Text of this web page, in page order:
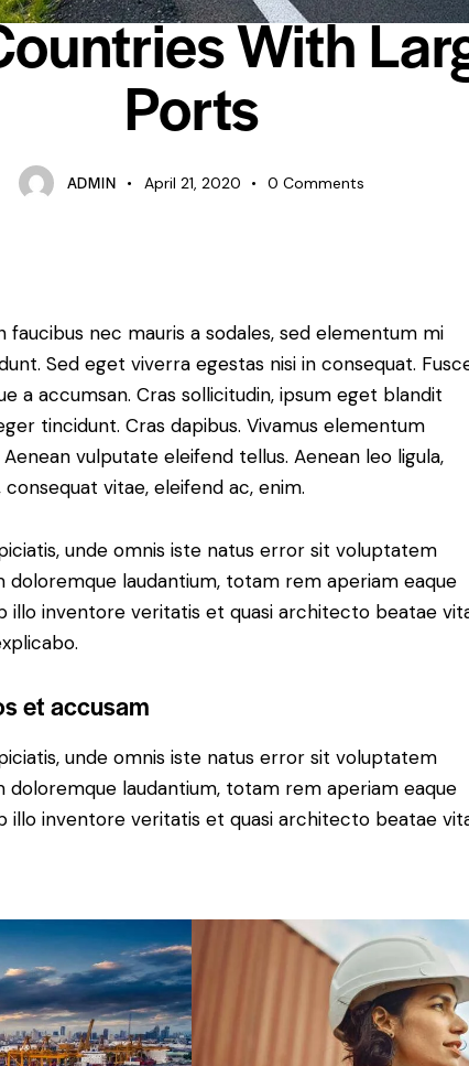
With
Ports
ADMIN April 21, 2020 0 Comments
faucibus nec mauris a sodales, sed elementum mi
Sed eget viverra egestas nisi in consequat.
a accumsan. Cras sollicitudin, ipsum eget blandit
tincidunt. Cras dapibus. Vivamus elementum
vulputate eleifend tellus. Aenean leo ligula,
vitae, eleifend ac, enim.
unde omnis iste natus error sit voluptatem
doloremque laudantium, totam rem aperiam eaque
illo inventore veritatis et quasi architecto beatae
et accusam
unde omnis iste natus error sit voluptatem
doloremque laudantium, totam rem aperiam eaque
illo inventore veritatis et quasi architecto beatae